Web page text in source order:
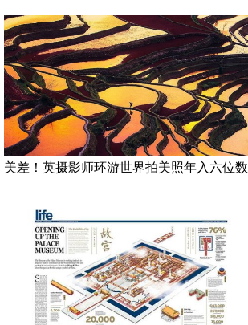
美差！英摄影师环游世界拍美照年入六位数